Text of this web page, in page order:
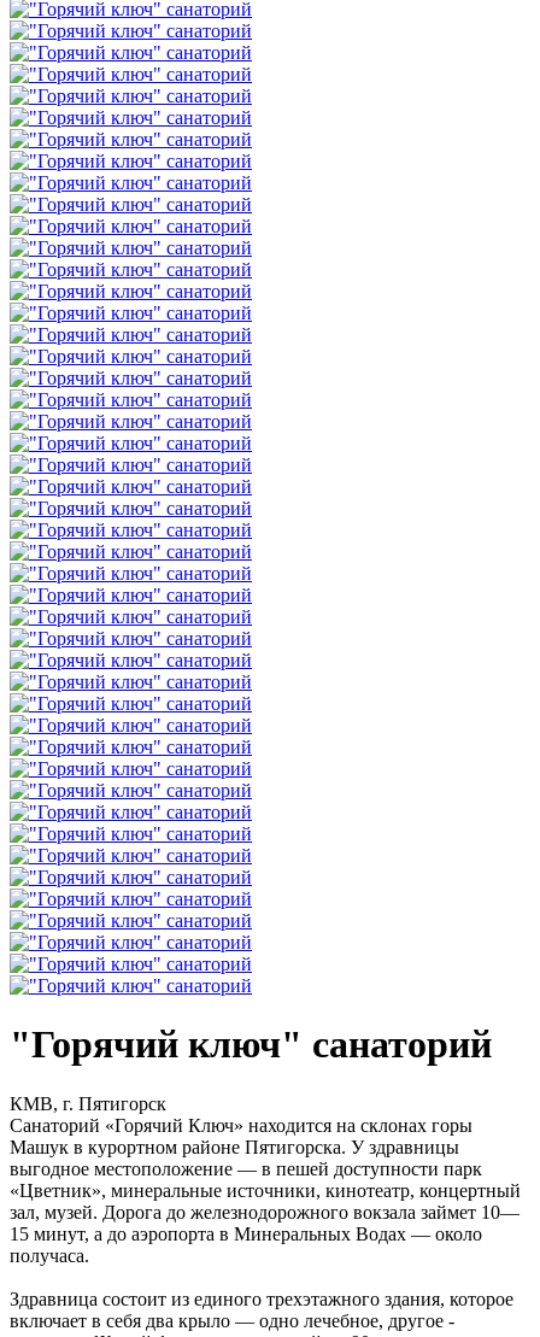
"Горячий ключ" санаторий
КМВ, г. Пятигорск
Санаторий «Горячий Ключ» находится на склонах горы
Машук в курортном районе Пятигорска. У здравницы
выгодное местоположение — в пешей доступности парк
«Цветник», минеральные источники, кинотеатр, концертный
зал, музей. Дорога до железнодорожного вокзала займет 10—
15 минут, а до аэропорта в Минеральных Водах — около
получаса.
Здравница состоит из единого трехэтажного здания, которое
включает в себя два крыло — одно лечебное, другое -